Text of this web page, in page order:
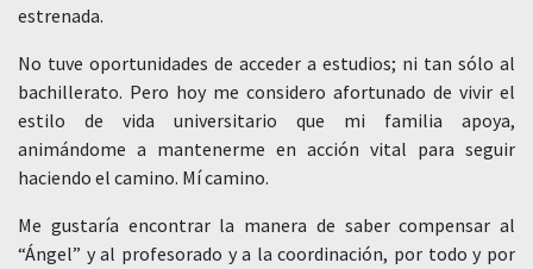
estrenada.
No tuve oportunidades de acceder a estudios; ni tan sólo al
bachillerato. Pero hoy me considero afortunado de vivir el
estilo de vida universitario que mi familia apoya,
animándome a mantenerme en acción vital para seguir
haciendo el camino. Mí camino.
Me gustaría encontrar la manera de saber compensar al
“Ángel” y al profesorado y a la coordinación, por todo y por